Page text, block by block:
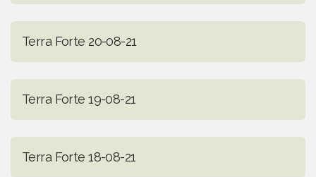
Terra Forte 20-08-21
Terra Forte 19-08-21
Terra Forte 18-08-21